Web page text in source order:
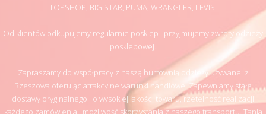
TOPSHOP, BIG STAR, PUMA, WRANGLER, LEVIS.
Od klientów odkupujemy regularnie posklep i przyjmujemy zwroty odzieży
posklepowej.
Zapraszamy do współpracy z naszą hurtownią odzieży używanej z
Rzeszowa oferując atrakcyjne warunki handlowe. Zapewniamy stałe
dostawy oryginalnego i o wysokiej jakości towaru, rzetelność realizacji
każdego zamówienia i możliwość skorzystania z naszego transportu. Tania